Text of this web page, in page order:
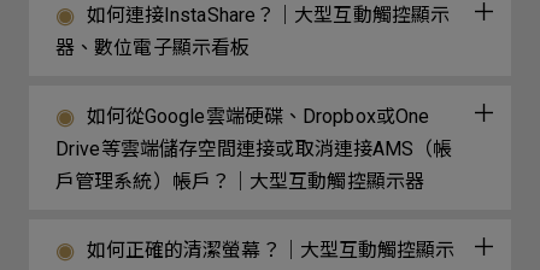
如何連接InstaShare？｜大型互動觸控顯示
器、數位電子顯示看板
如何從Google雲端硬碟、Dropbox或One
Drive等雲端儲存空間連接或取消連接AMS（帳
戶管理系統）帳戶？｜大型互動觸控顯示器
如何正確的清潔螢幕？｜大型互動觸控顯示